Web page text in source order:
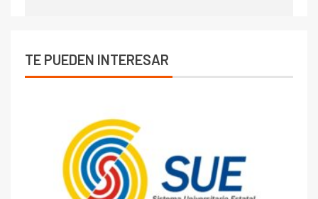
TE PUEDEN INTERESAR